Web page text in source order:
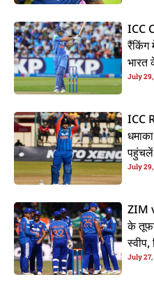
ICC
रैंकिंग
भारत
July
ICC
पहुंचलें
July
ZIM
के
स्वीप,
July